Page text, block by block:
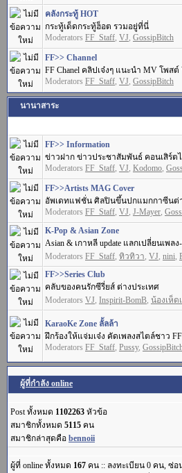
คลังกระทู้ HOT
กระทู้เด็ดกระทู้ฮ็อต รวมอยู่ที่นี่
Moderators FF_Staff, VJ, GossipBitch
FF>> Channel
FF Chanel คลิปเจ๋งๆ แนะนำ MV โพส
Moderators FF_Staff, VJ, GossipBitch
นานาสาระ
FF>> Information
ข่าวฝาก ข่าวประชาสัมพันธ์ คอนเสิร์ต
Moderators FF_Staff, VJ, Kodomo,
FF>>Artists MAG Cover
อัพเดทแฟชั่น ศิลปินขึ้นปกแมกกาซีนต่
Moderators FF_Staff, VJ, J-Mayer,
K-Pop & Asian Zone
Asian & เกาหลี update แลกเปลี่ยนเพล
Moderators FF_Staff, ทิวทิวา, VJ, nini,
FF>>Series Club
คลับของคนรักซีรี่ยส์ ต่างประเทศ
Moderators VJ, Inspirit-BomB, น้องเห็ด
KaraoKe Zone ลั้ลล้า
ฝึกร้องให้แจ่มเจ๋ง คัดเพลงสไตล์ชาว
Moderators FF_Staff, Pussy,
ผู้ที่กำลัง online
Post ทั้งหมด 1102263 หัวข้อ
สมาชิกทั้งหมด 5115 คน
สมาชิกล่าสุดคือ bennoii
ผู้ที่ online ทั้งหมด 167 คน :: ลงทะเบียน 0 คน, ซ่